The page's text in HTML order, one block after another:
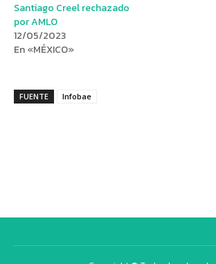
Santiago Creel rechazado
por AMLO
12/05/2023
En «MÉXICO»
FUENTE Infobae